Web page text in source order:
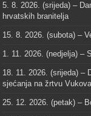
5. 8. 2026. (srijeda) –
hrvatskih branitelja
15. 8. 2026. (subota) –
1. 11. 2026. (nedjelja) –
18. 11. 2026. (srijeda) –
sjećanja na žrtvu
25. 12. 2026. (petak) –